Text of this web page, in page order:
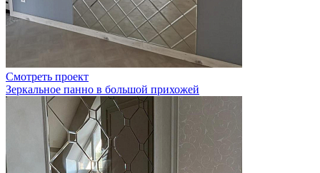
Смотреть проект
Зеркальное панно в большой прихожей